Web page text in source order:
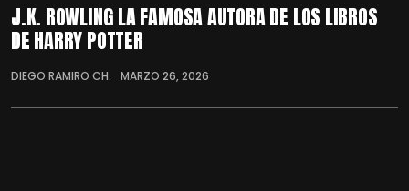
J.K. ROWLING LA FAMOSA AUTORA DE LOS LIBROS
DE HARRY POTTER
DIEGO RAMIRO CH. MARZO 26, 2026